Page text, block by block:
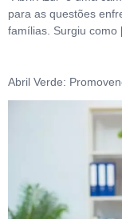
para as questões
famílias. Surgiu
Abril Verde: